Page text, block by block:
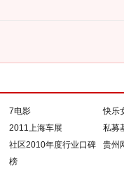
7电影
快乐
2011上海车展
私募
社区2010年度行业口碑
榜
贵州